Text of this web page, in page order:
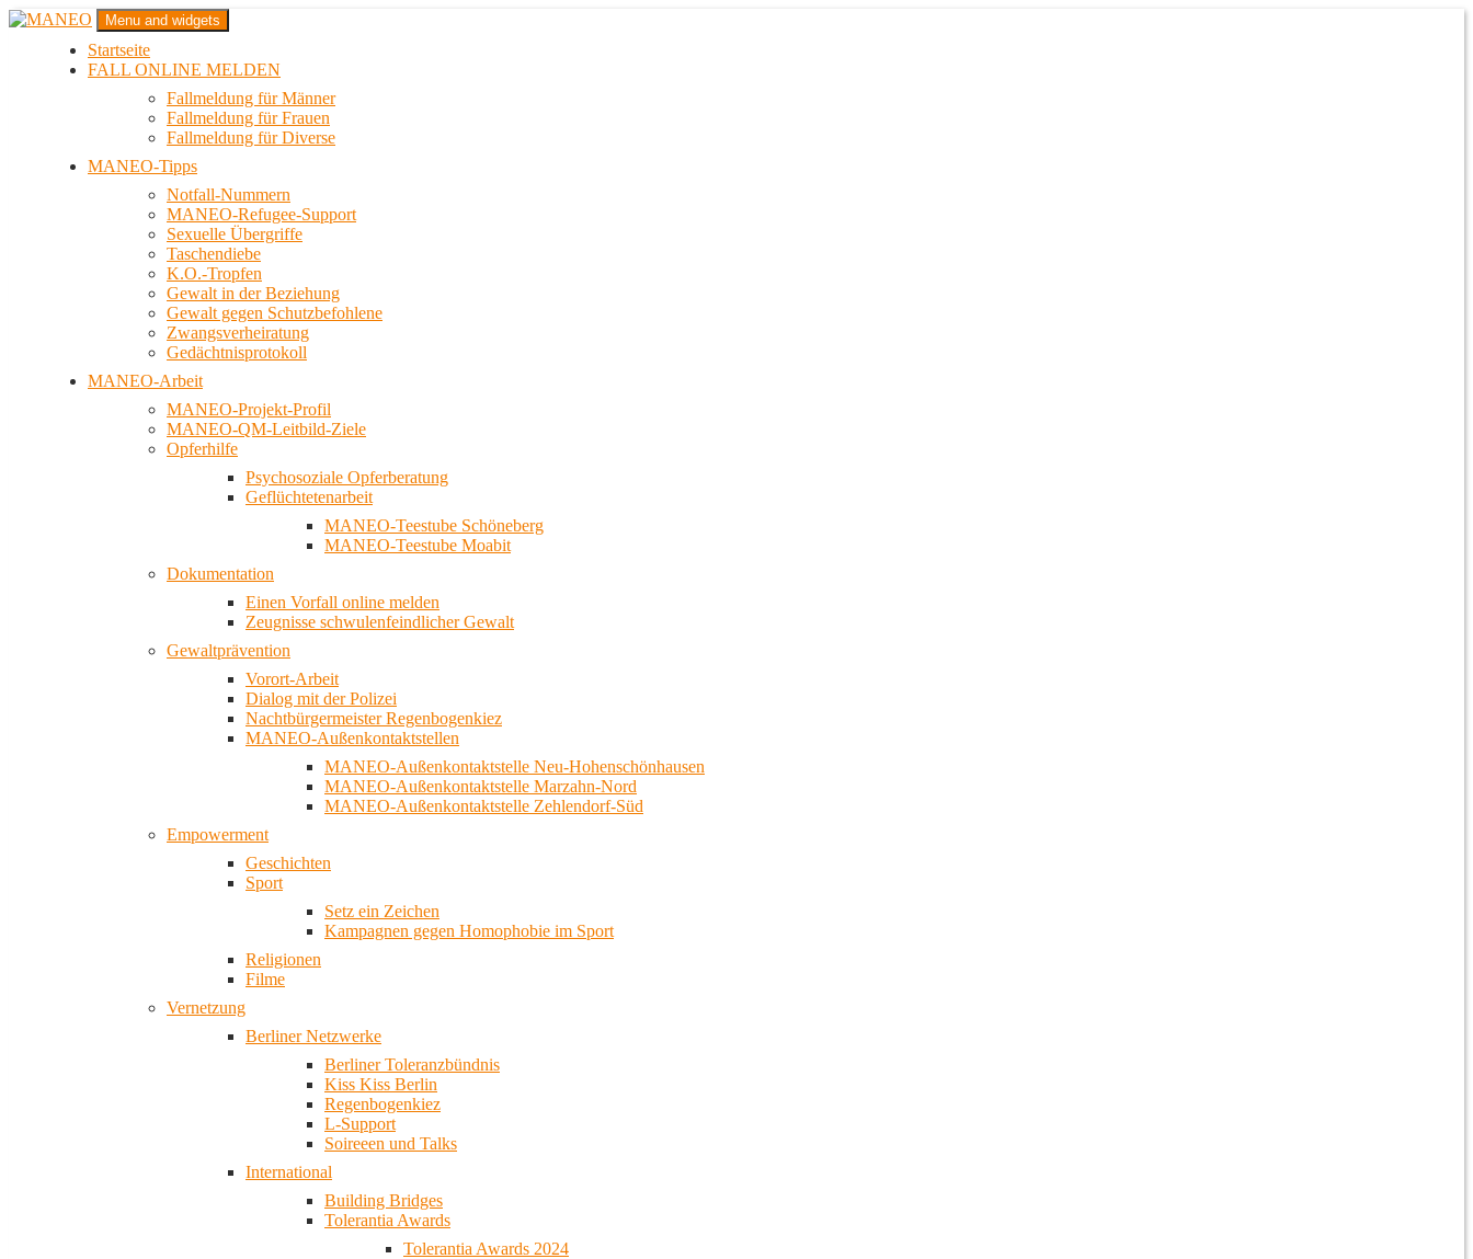
Zum
MANEO
Das schwule Anti-Gewalt-Projekt in Berlin
Menu and widgets
Startseite
FALL ONLINE MELDEN
Fallmeldung für Männer
Fallmeldung für Frauen
Fallmeldung für Diverse
MANEO-Tipps
Notfall-Nummern
MANEO-Refugee-Support
Sexuelle Übergriffe
Taschendiebe
K.O.-Tropfen
Gewalt in der Beziehung
Gewalt gegen Schutzbefohlene
Zwangsverheiratung
Gedächtnisprotokoll
MANEO-Arbeit
MANEO-Projekt-Profil
MANEO-QM-Leitbild-Ziele
Opferhilfe
Psychosoziale Opferberatung
Geflüchtetenarbeit
MANEO-Teestube Schöneberg
MANEO-Teestube Moabit
Dokumentation
Einen Vorfall online melden
Zeugnisse schwulenfeindlicher Gewalt
Gewaltprävention
Vorort-Arbeit
Dialog mit der Polizei
Nachtbürgermeister Regenbogenkiez
MANEO-Außenkontaktstellen
MANEO-Außenkontaktstelle Neu-Hohenschönhausen
MANEO-Außenkontaktstelle Marzahn-Nord
MANEO-Außenkontaktstelle Zehlendorf-Süd
Empowerment
Geschichten
Sport
Setz ein Zeichen
Kampagnen gegen Homophobie im Sport
Religionen
Filme
Vernetzung
Berliner Netzwerke
Berliner Toleranzbündnis
Kiss Kiss Berlin
Regenbogenkiez
L-Support
Soireeen und Talks
International
Building Bridges
Tolerantia Awards
Tolerantia Awards 2024